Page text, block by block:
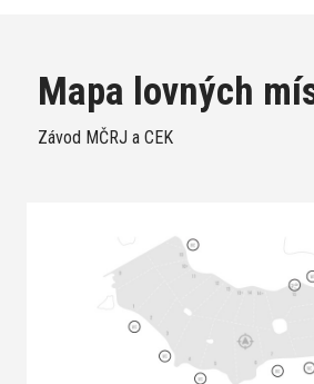
Mapa lovných
Závod MČRJ a CEK